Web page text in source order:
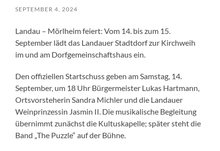
SEPTEMBER 4, 2024
Landau – Mörlheim feiert: Vom 14. bis zum 15.
September lädt das Landauer Stadtdorf zur Kirchweih
im und am Dorfgemeinschaftshaus ein.
Den offiziellen Startschuss geben am Samstag, 14.
September, um 18 Uhr Bürgermeister Lukas Hartmann,
Ortsvorsteherin Sandra Michler und die Landauer
Weinprinzessin Jasmin II. Die musikalische Begleitung
übernimmt zunächst die Kultuskapelle; später steht die
Band „The Puzzle“ auf der Bühne.